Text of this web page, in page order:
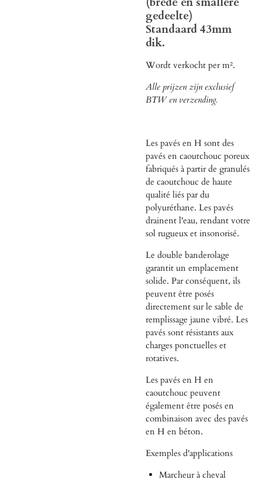
gedeelte)
Standaard 43mm
dik.
Wordt verkocht per m².
Alle prijzen zijn exclusief
BTW en verzending.
Les pavés en H sont des
pavés en caoutchouc poreux
fabriqués à partir de granulés
de caoutchouc de haute
qualité liés par du
polyuréthane. Les pavés
drainent l'eau, rendant votre
sol rugueux et insonorisé.
Le double banderolage
garantit un emplacement
solide. Par conséquent, ils
peuvent être posés
directement sur le sable de
remplissage jaune vibré. Les
pavés sont résistants aux
charges ponctuelles et
rotatives.
Les pavés en H en
caoutchouc peuvent
également être posés en
combinaison avec des pavés
en H en béton.
Exemples d'applications
Marcheur à cheval